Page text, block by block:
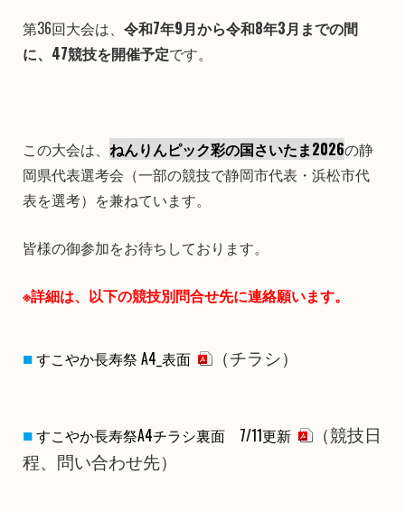
第36回大会は、 令和7年9月から令和8年3月までの間
に、47競技を開催予定です。
この大会は、 ねんりんピック彩の国さいたま2026の静
岡県代表選考会（一部の競技で静岡市代表・浜松市代
表を選考）を兼ねています。
皆様の御参加をお待ちしております。
※詳細は、以下の競技別問合せ先に連絡願います。
すこやか長寿祭 A4_表面 （チラシ）
すこやか長寿祭A4チラシ裏面 7/11更新
（競技日
程、問い合わせ先）